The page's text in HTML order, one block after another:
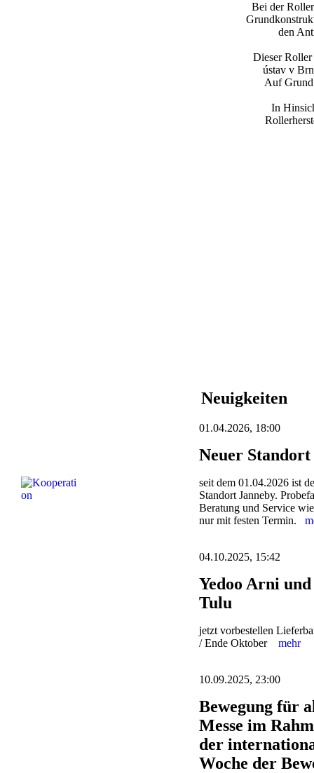
Bei der
den
Dieser
ústav v
Auf
In
Neuigkeiten
01.04.2026, 18:00
Neuer Standort
seit dem 01.04.2026 ist
Standort Janneby.
Beratung und Service
nur mit festen Termin.
04.10.2025, 15:42
Yedoo Arni und
Tulu
jetzt vorbestellen
/ Ende Oktober mehr
10.09.2025, 23:00
Bewegung für
Messe im
der
Woche der